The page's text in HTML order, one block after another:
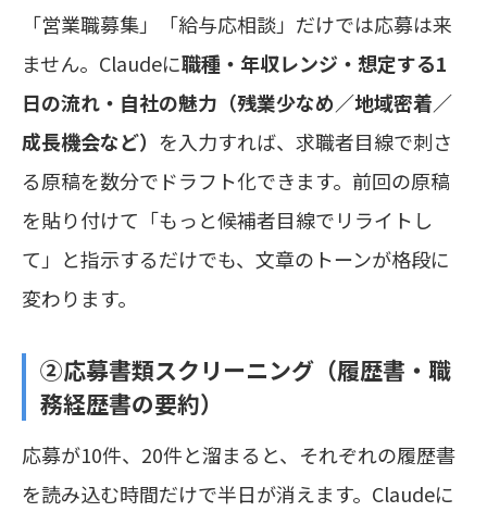
「営業職募集」「給与応相談」だけでは応募は来
ません。Claudeに職種・年収レンジ・想定する1
日の流れ・自社の魅力（残業少なめ／地域密着／
成長機会など） を入力すれば、求職者目線で刺さ
る原稿を数分でドラフト化できます。前回の原稿
を貼り付けて「もっと候補者目線でリライトし
て」と指示するだけでも、文章のトーンが格段に
変わります。
②応募書類スクリーニング（履歴書・職
務経歴書の要約）
応募が10件、20件と溜まると、それぞれの履歴書
を読み込む時間だけで半日が消えます。Claudeに